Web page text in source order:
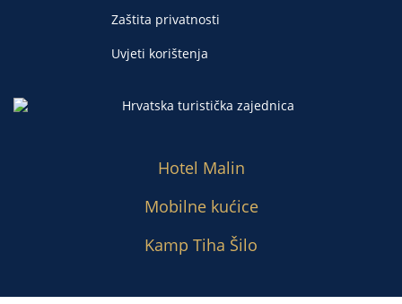
Zaštita privatnosti
Uvjeti korištenja
Hotel Malin
Mobilne kućice
Kamp Tiha Šilo